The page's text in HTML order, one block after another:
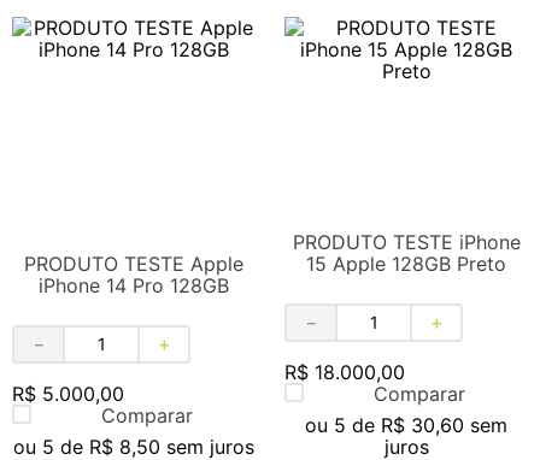
PRODUTO TESTE Apple
iPhone 14 Pro 128GB
＋
－
R$ 5.000,00
Comparar
ou 5 de R$ 8,50 sem juros
PRODUTO TESTE iPhone
15 Apple 128GB Preto
＋
－
R$ 18.000,00
Comparar
ou 5 de R$ 30,60 sem
juros